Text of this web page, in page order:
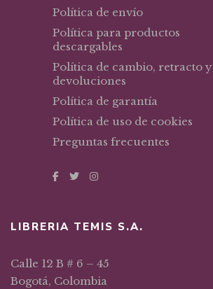
Política de envío
Política para productos
descargables
Política de cambio, retracto y
devoluciones
Política de garantía
Política de uso de cookies
Preguntas frecuentes
LIBRERIA TEMIS S.A.
Calle 12 B # 6 – 45
Bogotá, Colombia